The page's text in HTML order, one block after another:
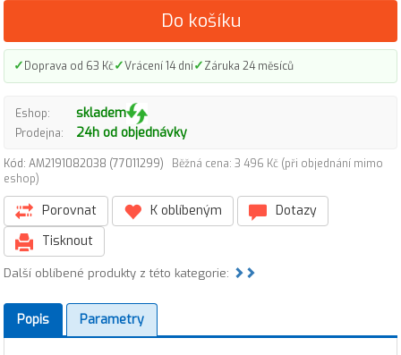
Do košíku
✓Doprava od 63 Kč✓Vrácení 14 dní✓Záruka 24 měsíců
Eshop: skladem
Prodejna: 24h od objednávky
Kód: AM2191082038 (77011299)
Běžná cena: 3 496 Kč (při objednání mimo
eshop)
Porovnat K oblíbeným
Dotazy
Tisknout
Další oblíbené produkty z této kategorie:
Popis Parametry